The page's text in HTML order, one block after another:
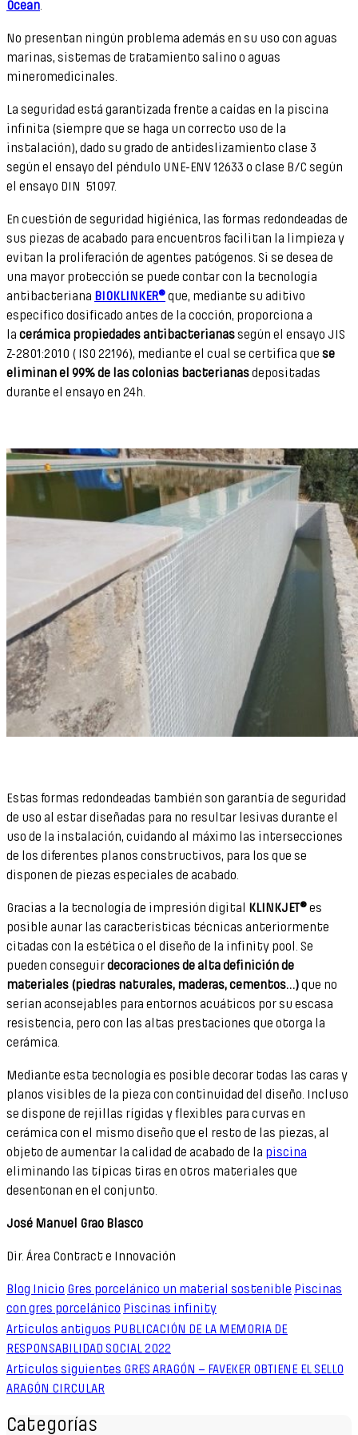
Ocean
No presentan ningún problema además en su uso con aguas
marinas, sistemas de tratamiento salino o aguas
mineromedicinales.
La seguridad está garantizada frente a caídas en la piscina
infinita (siempre que se haga un correcto uso de la
instalación), dado su grado de antideslizamiento clase 3
según el ensayo del péndulo UNE-ENV 12633 o clase B/C según
el ensayo DIN 51097.
En cuestión de seguridad higiénica, las formas redondeadas de
sus piezas de acabado para encuentros facilitan la limpieza y
evitan la proliferación de agentes patógenos. Si se desea de
una mayor protección se puede contar con la tecnología
antibacteriana BIOKLINKER®que, mediante su aditivo
específico dosificado antes de la cocción, proporciona a
la cerámica propiedades antibacterianassegún el ensayo JIS
Z-2801:2010 ( ISO 22196), mediante el cual se certifica que se
eliminan el 99% de las colonias bacterianasdepositadas
durante el ensayo en 24h.
Estas formas redondeadas también son garantía de seguridad
de uso al estar diseñadas para no resultar lesivas durante el
uso de la instalación, cuidando al máximo las intersecciones
de los diferentes planos constructivos, para los que se
disponen de piezas especiales de acabado.
Gracias a la tecnología de impresión digital KLINKJET®es
posible aunar las características técnicas anteriormente
citadas con la estética o el diseño de la infinity pool. Se
pueden conseguirdecoraciones de alta definición de
materiales (piedras naturales, maderas, cementos…)que no
serían aconsejables para entornos acuáticos por su escasa
resistencia, pero con las altas prestaciones que otorga la
cerámica.
Mediante esta tecnología es posible decorar todas las caras y
planos visibles de la pieza con continuidad del diseño. Incluso
se dispone de rejillas rígidas y flexibles para curvas en
cerámica con el mismo diseño que el resto de las piezas, al
objeto de aumentar la calidad de acabado de la piscina
eliminando las típicas tiras en otros materiales que
desentonan en el conjunto.
José Manuel Grao Blasco
Dir. Área Contract e Innovación
Blog Inicio Gres porcelánico un material sostenible Piscinas
con gres porcelánico Piscinas infinity
Artículos antiguos PUBLICACIÓN DE LA MEMORIA DE
RESPONSABILIDAD SOCIAL 2022
Artículos siguientes GRES ARAGÓN – FAVEKER OBTIENE EL SELLO
ARAGÓN CIRCULAR
Categorías